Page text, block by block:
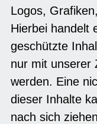
Logos,
Hierbei handelt
geschützte
nur mit unserer
werden. Eine
dieser Inhalte
nach sich